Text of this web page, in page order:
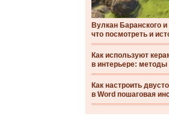
Вулкан Баранского
что посмотреть и
Как используют
в интерьере: методы
Как настроить
в Word пошаговая